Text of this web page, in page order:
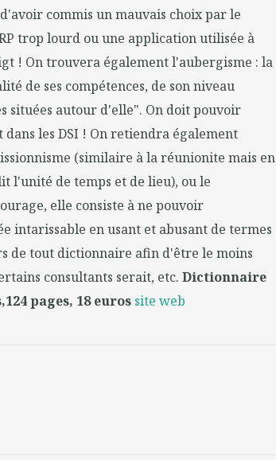
commis un mauvais choix par le
trop lourd ou une application utilisée à
! On trouvera également l'aubergisme : la
de ses compétences, de son niveau
situées autour d'elle". On doit pouvoir
les DSI ! On retiendra également
(similaire à la réunionite mais en
l'unité de temps et de lieu), ou le
elle consiste à ne pouvoir
intarissable en usant et abusant de termes
de tout dictionnaire afin d'être le moins
consultants serait, etc. Dictionnaire
pages, 18 euros site web